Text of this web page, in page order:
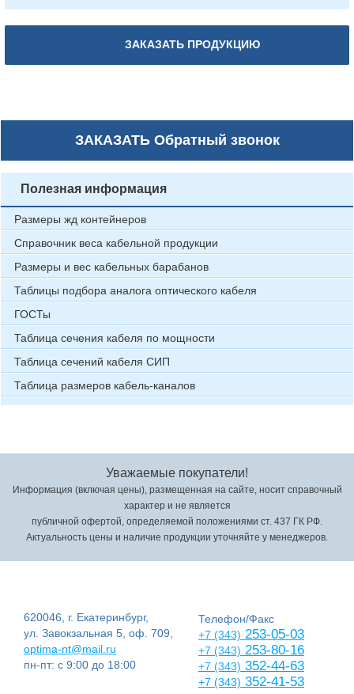
ЗАКАЗАТЬ ПРОДУКЦИЮ
ЗАКАЗАТЬОбратный звонок
Полезная информация
Размеры жд контейнеров
Справочник веса кабельной продукции
Размеры и вес кабельных барабанов
Таблицы подбора аналога оптического кабеля
ГОСТы
Таблица сечения кабеля по мощности
Таблица сечений кабеля СИП
Таблица размеров кабель-каналов
Уважаемые покупатели!
Информация (включая цены), размещенная на сайте, носит справочный
характер и не является
публичной офертой, определяемой положениями ст. 437 ГК РФ.
Актуальность цены и наличие продукции уточняйте у менеджеров.
620046, г. Екатеринбург,
ул. Завокзальная 5, оф. 709,
optima-nt@mail.ru
пн-пт: с 9:00 до 18:00
Телефон/Факс
+7 (343) 253-05-03
+7 (343) 253-80-16
+7 (343) 352-44-63
+7 (343) 352-41-53